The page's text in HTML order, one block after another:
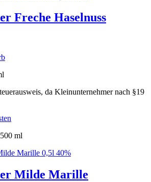
Freche Haselnuss
da Kleinunternehmer nach §19
ml
Milde Marille